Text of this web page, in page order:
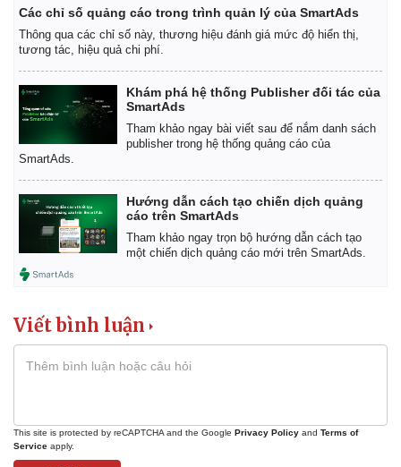
Pháp luật
Vụ án
Tin nóng
Tư vấn luật
Quân sự - Quốc phòng
Vũ khí
Phân tích
Các chỉ số quảng cáo trong trình quản lý của SmartAds
Thông qua các chỉ số này, thương hiệu đánh giá mức độ hiển thị,
tương tác, hiệu quả chi phí.
Khám phá hệ thống Publisher đối tác của
SmartAds
Tham khảo ngay bài viết sau để nắm danh sách
publisher trong hệ thống quảng cáo của
SmartAds.
Hướng dẫn cách tạo chiến dịch quảng
cáo trên SmartAds
Tham khảo ngay trọn bộ hướng dẫn cách tạo
một chiến dịch quảng cáo mới trên SmartAds.
Viết bình luận
This site is protected by reCAPTCHA and the Google Privacy Policy and Terms of
Service apply.